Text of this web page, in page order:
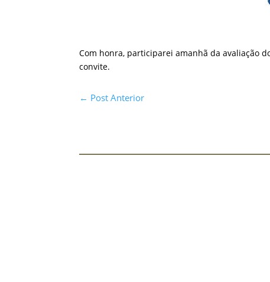
Com honra, participarei amanhã da avaliação
convite.
← Post Anterior